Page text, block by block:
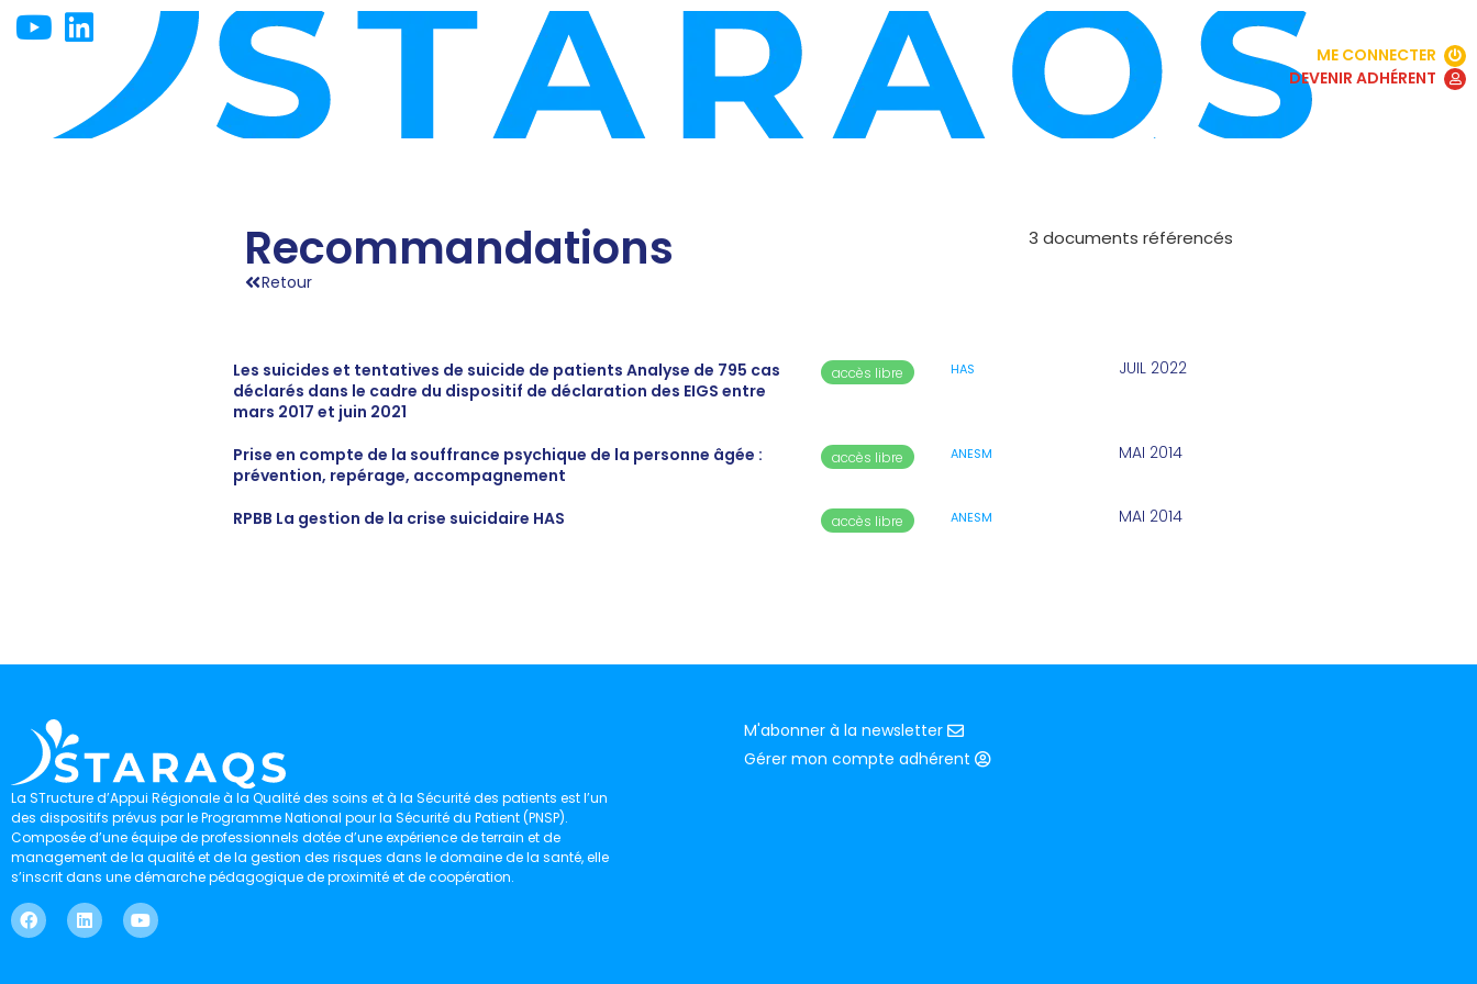
ME CONNECTER
DEVENIR ADHÉRENT
Recommandations
Retour
3 documents référencés
Les suicides et tentatives de suicide de patients Analyse de 795 cas
déclarés dans le cadre du dispositif de déclaration des EIGS entre
mars 2017 et juin 2021
accès libre HAS JUIL 2022
Prise en compte de la souffrance psychique de la personne âgée :
prévention, repérage, accompagnement
accès libre ANESM MAI 2014
RPBB La gestion de la crise suicidaire HAS accès libre ANESM MAI 2014
La STructure d’Appui Régionale à la Qualité des soins et à la Sécurité des patients est l’un
des dispositifs prévus par le Programme National pour la Sécurité du Patient (PNSP).
Composée d’une équipe de professionnels dotée d’une expérience de terrain et de
management de la qualité et de la gestion des risques dans le domaine de la santé, elle
s’inscrit dans une démarche pédagogique de proximité et de coopération.
M'abonner à la newsletter
Gérer mon compte adhérent